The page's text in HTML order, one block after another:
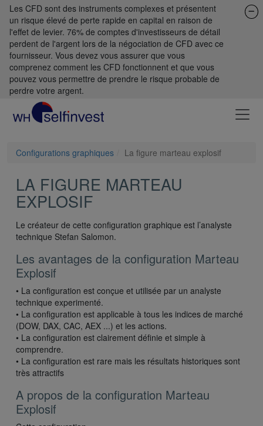
Les CFD sont des instruments complexes et présentent
un risque élevé de perte rapide en capital en raison de
l'effet de levier. 76% de comptes d'investisseurs de détail
perdent de l'argent lors de la négociation de CFD avec ce
fournisseur. Vous devez vous assurer que vous
comprenez comment les CFD fonctionnent et que vous
pouvez vous permettre de prendre le risque probable de
perdre votre argent.
Configurations graphiques La figure marteau explosif
LA FIGURE MARTEAU
EXPLOSIF
Le créateur de cette configuration graphique est l’analyste
technique Stefan Salomon.
Les avantages de la configuration Marteau
Explosif
• La configuration est conçue et utilisée par un analyste
technique experimenté.
• La configuration est applicable à tous les indices de marché
(DOW, DAX, CAC, AEX ...) et les actions.
• La configuration est clairement définie et simple à
comprendre.
• La configuration est rare mais les résultats historiques sont
très attractifs
A propos de la configuration Marteau
Explosif